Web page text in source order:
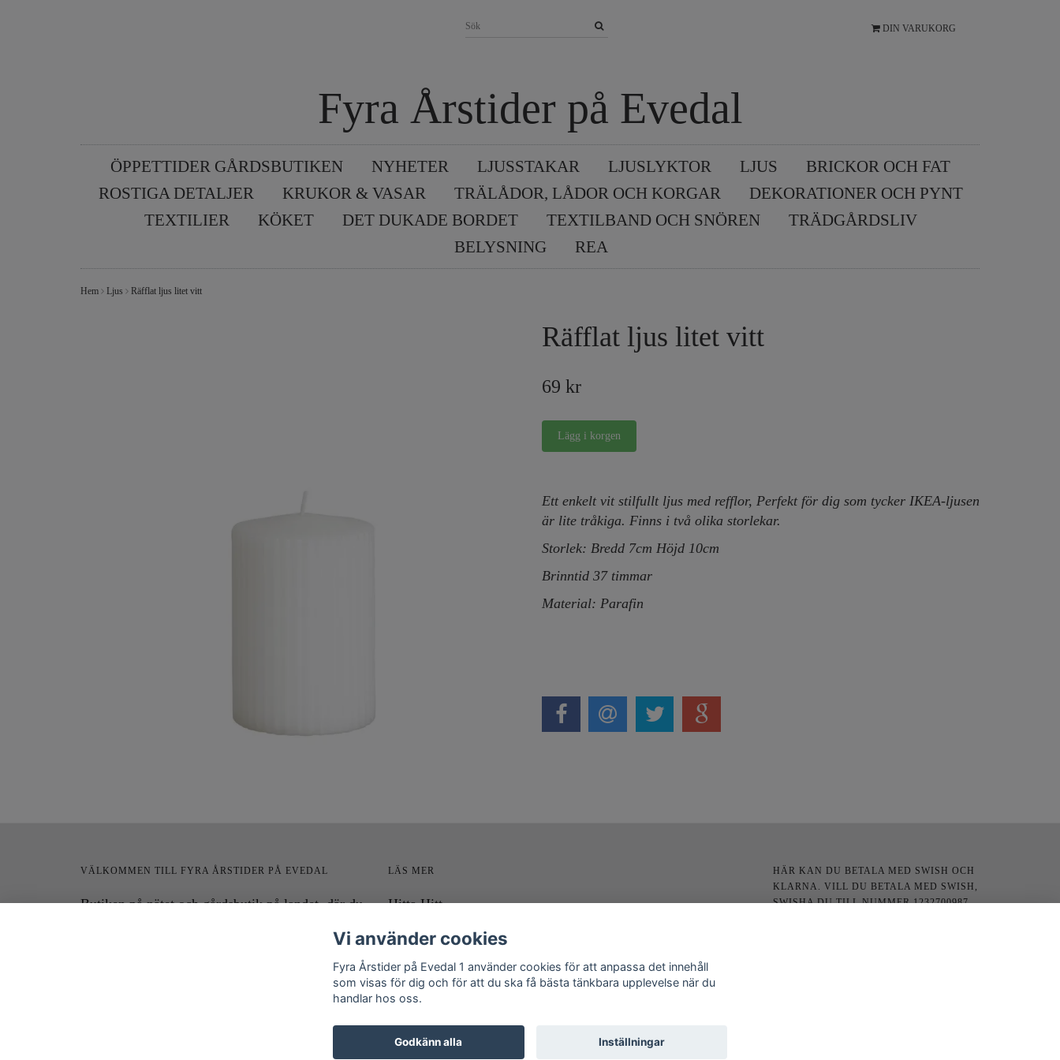
DIN VARUKORG
Fyra Årstider på Evedal
ÖPPETTIDER GÅRDSBUTIKEN NYHETER LJUSSTAKAR LJUSLYKTOR LJUS
BRICKOR OCH FAT
ROSTIGA DETALJER
KRUKOR & VASAR TRÄLÅDOR, LÅDOR OCH KORGAR
DEKORATIONER OCH PYNT
TEXTILIER
KÖKET DET DUKADE BORDET TEXTILBAND OCH SNÖREN
TRÄDGÅRDSLIV
BELYSNING
REA
Hem Ljus Räfflat ljus litet vitt
Räfflat ljus litet vitt
69 kr
Ett enkelt vit stilfullt ljus med refflor, Perfekt för dig som tycker IKEA-ljusen
är lite tråkiga. Finns i två olika storlekar.
Storlek: Bredd 7cm Höjd 10cm
Brinntid 37 timmar
Material: Parafin
VÄLKOMMEN TILL FYRA ÅRSTIDER PÅ EVEDAL
Butiken på nätet och gårdsbutik på landet, där du
LÄS MER
Hitta Hitt
Kontakt
Köpvillkor
HÄR KAN DU BETALA MED SWISH OCH
KLARNA. VILL DU BETALA MED SWISH,
SWISHA DU TILL NUMMER 1232700987
Vi använder cookies
Fyra Årstider på Evedal 1 använder cookies för att anpassa det innehåll
som visas för dig och för att du ska få bästa tänkbara upplevelse när du
handlar hos oss.
Godkänn alla Inställningar